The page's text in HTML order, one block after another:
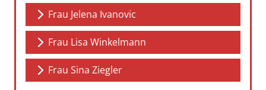
Frau Jelena Ivanovic
Frau Lisa Winkelmann
Frau Sina Ziegler